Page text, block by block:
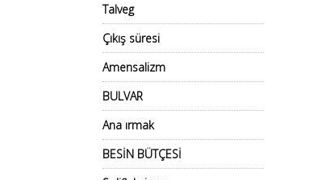
Talveg
Çıkış süresi
Amensalizm
BULVAR
Ana ırmak
BESİN BÜTÇESİ